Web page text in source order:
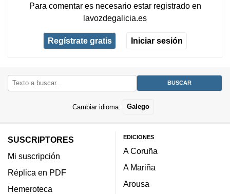
Para comentar es necesario estar registradoen
lavozdegalicia.es
Regístrate gratis Iniciar sesión
Cambiar idioma: Galego
SUSCRIPTORES
Mi suscripción
Réplica en PDF
Hemeroteca
EDICIONES
A Coruña
A Mariña
Arousa